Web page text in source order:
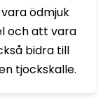
ödmjuk
och att vara
bidra till
tjockskalle.